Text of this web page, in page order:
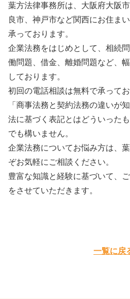
葉方法律事務所は、大阪府大阪
良市、神戸市など関西にお住ま
承っております。
企業法務をはじめとして、相続
働問題、借金、離婚問題など、
しております。
初回の電話相談は無料で承ってお
「商事法務と契約法務の違いが
法に基づく表記とはどういった
でも構いません。
企業法務についてお悩み方は、
ぞお気軽にご相談ください。
豊富な知識と経験に基づいて、
をさせていただきます。
一覧に戻